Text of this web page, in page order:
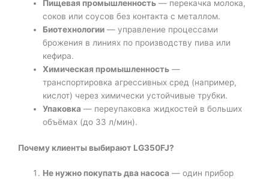
Пищевая промышленность — перекачка молока,
соков или соусов без контакта с металлом.
Биотехнологии — управление процессами
брожения в линиях по производству пива или
кефира.
Химическая промышленность —
транспортировка агрессивных сред (например,
кислот) через химически устойчивые трубки.
Упаковка — переупаковка жидкостей в больших
объёмах (до 33 л/мин).
Почему клиенты выбирают LG350FJ?
Не нужно покупать два насоса — один прибор